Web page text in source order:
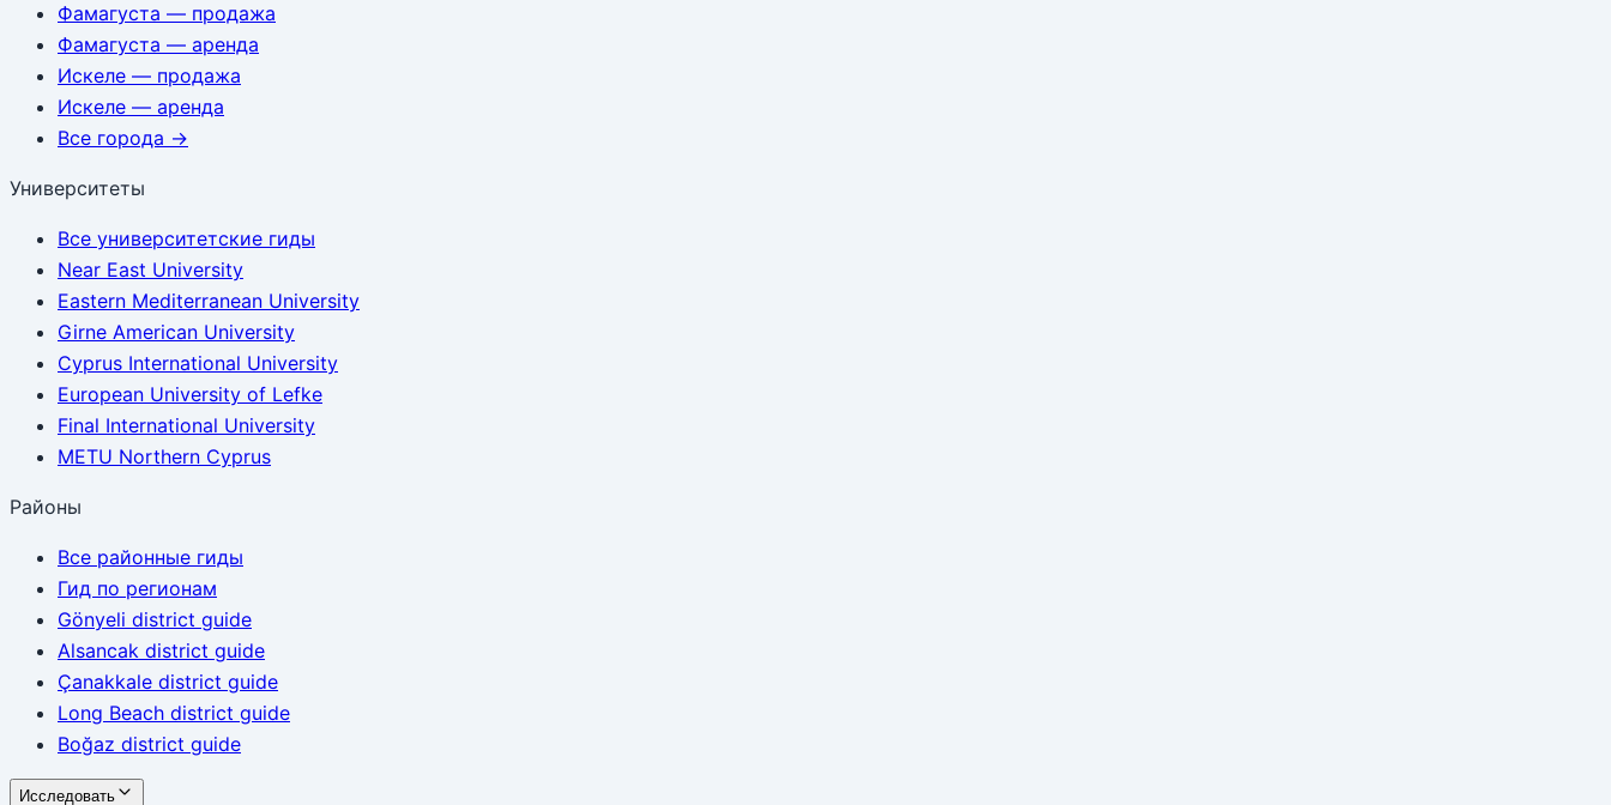
Фамагуста — продажа
Фамагуста — аренда
Искеле — продажа
Искеле — аренда
Все города →
Университеты
Все университетские гиды
Near East University
Eastern Mediterranean University
Girne American University
Cyprus International University
European University of Lefke
Final International University
METU Northern Cyprus
Районы
Все районные гиды
Гид по регионам
Gönyeli district guide
Alsancak district guide
Çanakkale district guide
Long Beach district guide
Boğaz district guide
Исследовать